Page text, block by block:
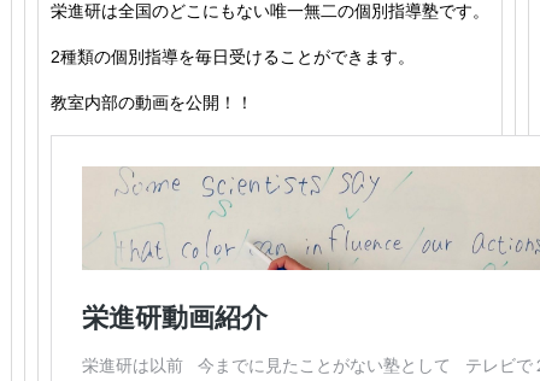
栄進研は全国のどこにもない唯一無二の個別指導塾です。
2種類の個別指導を毎日受けることができます。
教室内部の動画を公開！！